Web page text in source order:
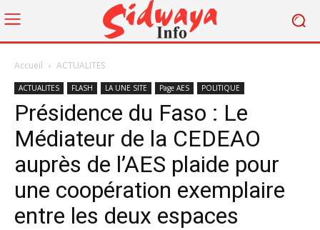
Accueil ACTUALITES
ACTUALITES FLASH LA UNE SITE Page AES POLITIQUE
Présidence du Faso : Le
Médiateur de la CEDEAO
auprès de l’AES plaide pour
une coopération exemplaire
entre les deux espaces